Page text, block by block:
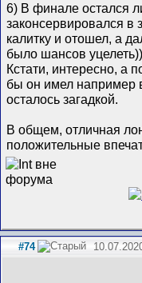
6) В финале остался
законсервировался в
калитку и отошел, а
было шансов уцелеть))
Кстати, интересно, а
бы он имел например
осталось загадкой.
В общем, отличная
положительные
#74